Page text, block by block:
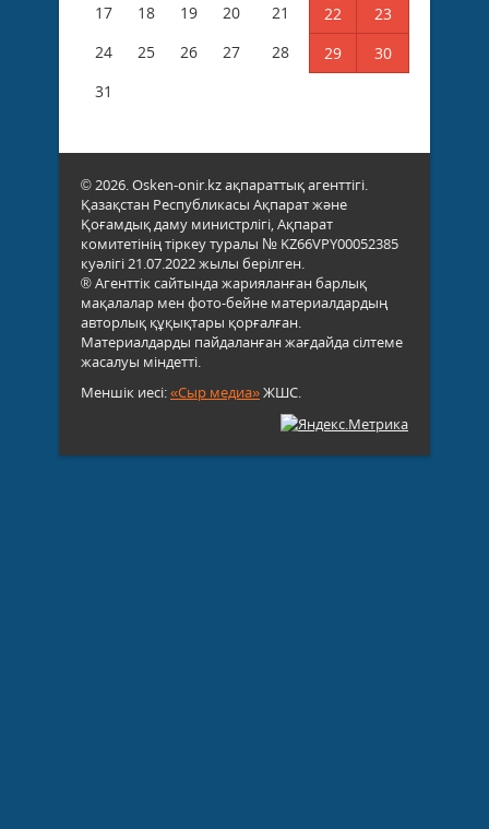
17
18 19 20 21 22
23
24
25 26 27 28 29
30
31
© 2026. Osken-onir.kz ақпараттық агенттігі.
Қазақстан Республикасы Ақпарат және
Қоғамдық даму министрлігі, Ақпарат
комитетінің тіркеу туралы № KZ66VPY00052385
куәлігі 21.07.2022 жылы берілген.
® Агенттік сайтында жарияланған барлық
мақалалар мен фото-бейне материалдардың
авторлық құқықтары қорғалған.
Материалдарды пайдаланған жағдайда сілтеме
жасалуы міндетті.
Меншік иесі:«Сыр медиа»ЖШС.